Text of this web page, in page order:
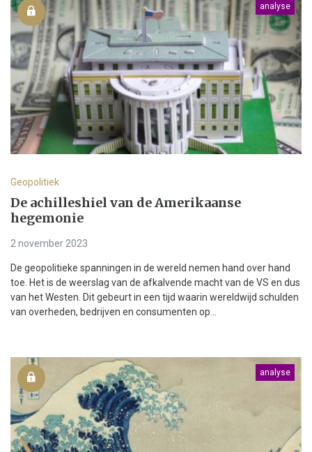
analyse
Geopolitiek
De achilleshiel van de Amerikaanse
hegemonie
2 november 2023
De geopolitieke spanningen in de wereld nemen hand over hand
toe. Het is de weerslag van de afkalvende macht van de VS en dus
van het Westen. Dit gebeurt in een tijd waarin wereldwijd schulden
van overheden, bedrijven en consumenten op...
analyse